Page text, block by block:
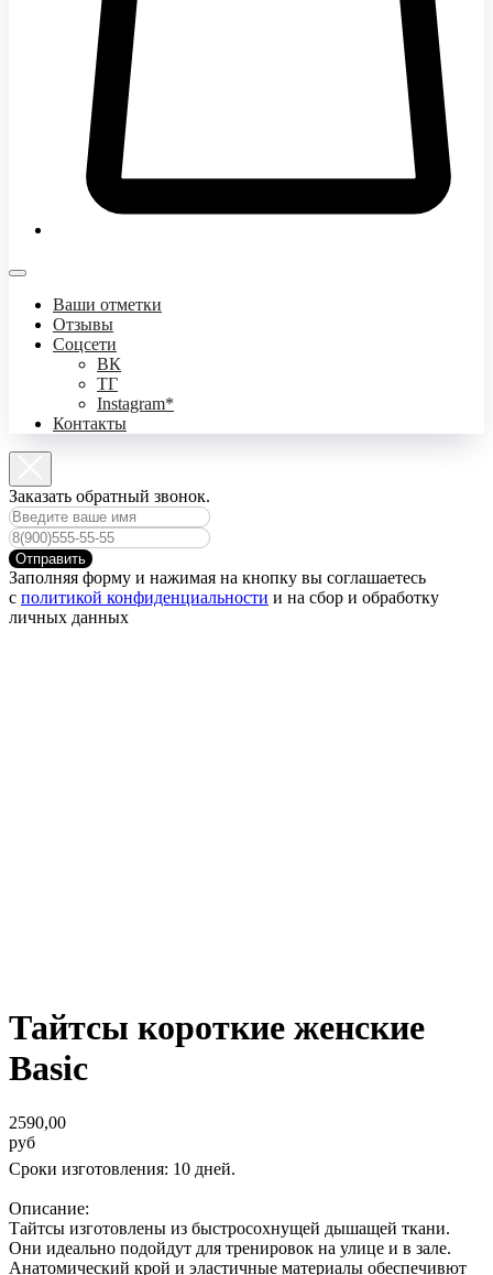
Ваши отметки
Отзывы
Соцсети
ВК
ТГ
Instagram*
Контакты
Заказать обратный звонок.
Отправить
Заполняя форму и нажимая на кнопку вы соглашаетесь
с политикой конфиденциальности и на сбор и обработку
личных данных
Тайтсы короткие женские
Basic
2590,00
руб
Сроки изготовления: 10 дней.
Описание:
Тайтсы изготовлены из быстросохнущей дышащей ткани.
Они идеально подойдут для тренировок на улице и в зале.
Анатомический крой и эластичные материалы обеспечивют